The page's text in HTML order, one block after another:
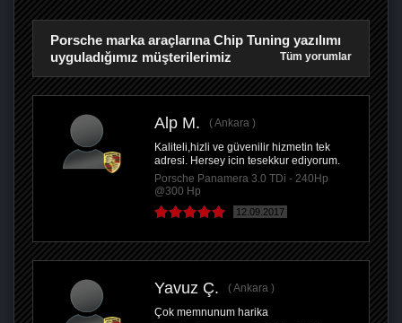
Porsche marka araçlarına Chip Tuning yazılımı
uyguladığımız müşterilerimiz
Tüm yorumlar
Alp M.
Ankara
Kaliteli,hizli ve güvenilir hizmetin tek
adresi. Hersey icin tesekkur ediyorum.
Porsche Panamera 3.0 TDi - 240Hp
@300 Hp
12.09.2017
Yavuz Ç.
Ankara
Çok memnunum harika